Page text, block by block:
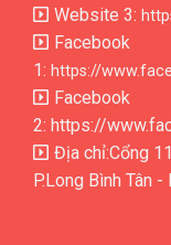
Website 3:
Facebook
1: https://
Facebook
2: https://
Địa chỉ:Cổng
P.Long Bình Tân